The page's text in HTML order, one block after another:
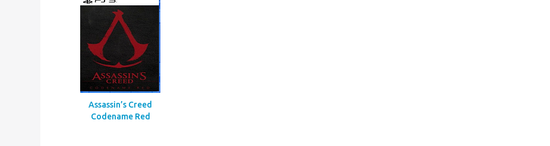
Assassin’s Creed
Codename Red